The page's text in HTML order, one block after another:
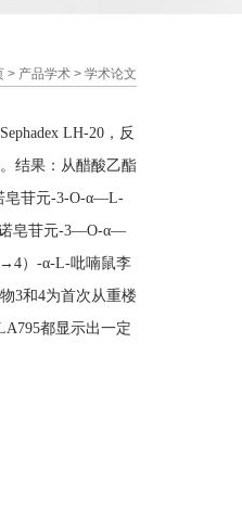
> 产品学术 > 学术论文
LH-20，反
结果：从醋酸乙酯
皂苷元-3-O-α—L-
诺皂苷元-3—O-α—
）-α-L-吡喃鼠李
3和4为首次从重楼
都显示出一定